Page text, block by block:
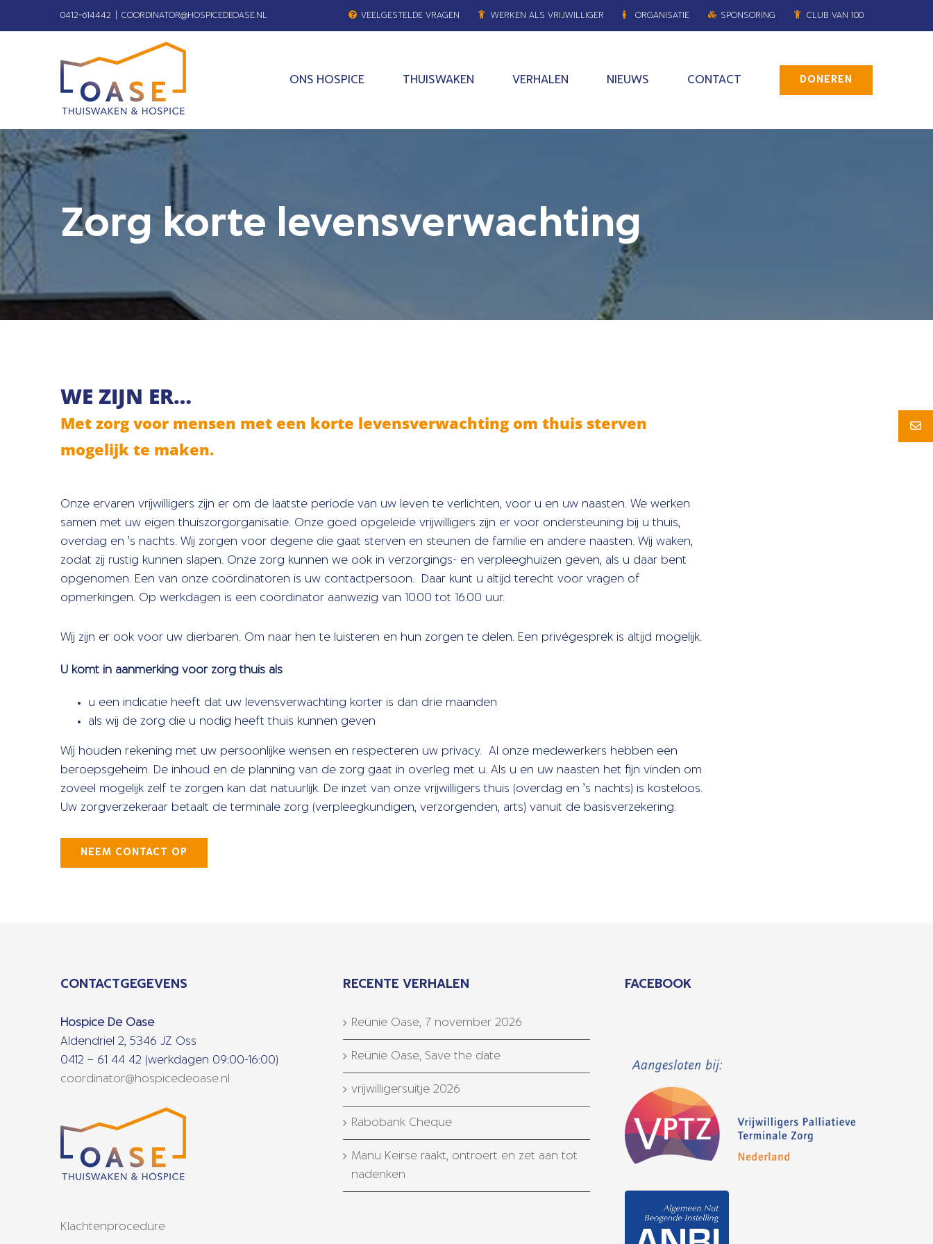
0412–614442 COORDINATOR@HOSPICEDEOASE.NL VEELGESTELDE VRAGEN WERKEN ALS VRIJWILLIGER ORGANISATIE SPONSORING CLUB VAN 100
ONS HOSPICE THUISWAKEN VERHALEN NIEUWS CONTACT DONEREN
Zorg korte levensverwachting
WE ZIJN ER…
Met zorg voor mensen met een korte levensverwachting om thuis sterven
mogelijk te maken.
Onze ervaren vrijwilligers zijn er om de laatste periode van uw leven te verlichten, voor u en uw naasten. We werken
samen met uw eigen thuiszorgorganisatie. Onze goed opgeleide vrijwilligers zijn er voor ondersteuning bij u thuis,
overdag en ’s nachts. Wij zorgen voor degene die gaat sterven en steunen de familie en andere naasten. Wij waken,
zodat zij rustig kunnen slapen. Onze zorg kunnen we ook in verzorgings- en verpleeghuizen geven, als u daar bent
opgenomen. Een van onze coördinatoren is uw contactpersoon. Daar kunt u altijd terecht voor vragen of
opmerkingen. Op werkdagen is een coördinator aanwezig van 10.00 tot 16.00 uur.
Wij zijn er ook voor uw dierbaren. Om naar hen te luisteren en hun zorgen te delen. Een privégesprek is altijd mogelijk.
U komt in aanmerking voor zorg thuis als
u een indicatie heeft dat uw levensverwachting korter is dan drie maanden
als wij de zorg die u nodig heeft thuis kunnen geven
Wij houden rekening met uw persoonlijke wensen en respecteren uw privacy. Al onze medewerkers hebben een
beroepsgeheim. De inhoud en de planning van de zorg gaat in overleg met u. Als u en uw naasten het fijn vinden om
zoveel mogelijk zelf te zorgen kan dat natuurlijk. De inzet van onze vrijwilligers thuis (overdag en ’s nachts) is kosteloos.
Uw zorgverzekeraar betaalt de terminale zorg (verpleegkundigen, verzorgenden, arts) vanuit de basisverzekering.
NEEM CONTACT OP
CONTACTGEGEVENS
Hospice De Oase
Aldendriel 2, 5346 JZ Oss
0412 – 61 44 42 (werkdagen 09:00-16:00)
coordinator@hospicedeoase.nl
Klachtenprocedure
RECENTE VERHALEN
Reünie Oase, 7 november 2026
Reünie Oase, Save the date
vrijwilligersuitje 2026
Rabobank Cheque
Manu Keirse raakt, ontroert en zet aan tot
nadenken
FACEBOOK